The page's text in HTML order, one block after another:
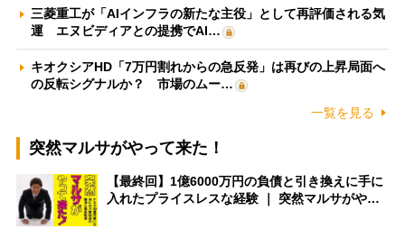
三菱重工が「AIインフラの新たな主役」として再評価される気
運 エヌビディアとの提携でAI…
キオクシアHD「7万円割れからの急反発」は再びの上昇局面へ
の反転シグナルか？ 市場のムー…
一覧を見る
突然マルサがやって来た！
【最終回】1億6000万円の負債と引き換えに手に
入れたプライスレスな経験 ｜ 突然マルサがや…